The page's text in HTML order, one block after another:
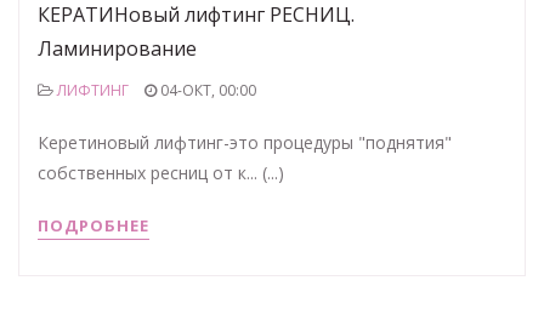
КЕРАТИНовый лифтинг РЕСНИЦ.
Ламинирование
ЛИФТИНГ 04-ОКТ, 00:00
Керетиновый лифтинг-это процедуры "поднятия"
собственных ресниц от к... (...)
ПОДРОБНЕЕ